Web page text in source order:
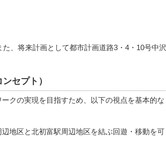
、将来計画として都市計画道路3・4・10号中沢
セプト）
クの実現を目指すため、以下の視点を基本的な
地区と北初富駅周辺地区を結ぶ回遊・移動を可